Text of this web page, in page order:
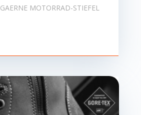
GAERNE MOTORRAD-STIEFEL